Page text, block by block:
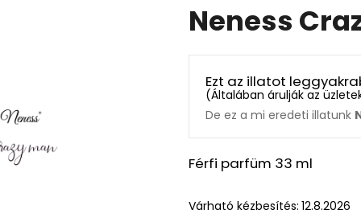
átlagos
értékelése
ből
csillag.
Neness
Ezt az illatot
(Általában árulják az
De ez a mi eredeti illatunk
Férfi parfüm 33 ml
Várható kézbesítés: 12.8.2026
KERESÉS